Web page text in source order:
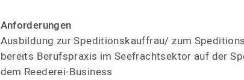
Anforde­rungen
Ausbildung zur Spediti­ons­kauffrau/ zum
bereits Berufs­praxis im Seefracht­sektor auf der
dem Reederei-Business